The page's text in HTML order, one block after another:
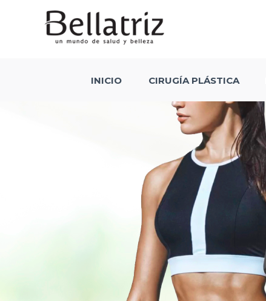
INICIO CIRUGÍA PLÁSTICA